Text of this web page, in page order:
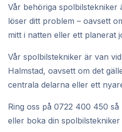
Vår behöriga spolbilstekniker
löser ditt problem – oavsett
mitt i natten eller ett planerat
Vår spolbilstekniker är van
Halmstad, oavsett om det
centrala delarna eller ett
Ring oss på 0722 400 450 så
eller boka din